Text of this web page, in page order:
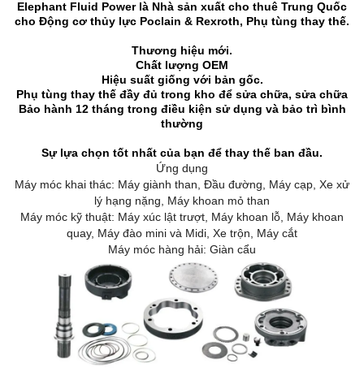
Elephant Fluid Power là Nhà sản xuất cho thuê Trung Quốc
cho Động cơ thủy lực Poclain & Rexroth, Phụ tùng thay thế.
Thương hiệu mới.
Chất lượng OEM
Hiệu suất giống với bản gốc.
Phụ tùng thay thế đầy đủ trong kho để sửa chữa, sửa chữa
Bảo hành 12 tháng trong điều kiện sử dụng và bảo trì bình
thường
Sự lựa chọn tốt nhất của bạn để thay thế ban đầu.
Ứng dụng
Máy móc khai thác: Máy giành than, Đầu đường, Máy cạp, Xe xử
lý hạng nặng, Máy khoan mỏ than
Máy móc kỹ thuật: Máy xúc lật trượt, Máy khoan lỗ, Máy khoan
quay, Máy đào mini và Midi, Xe trộn, Máy cắt
Máy móc hàng hải: Giàn cẩu